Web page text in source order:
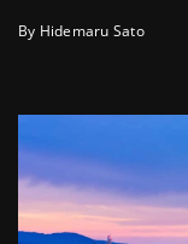
By Hidemaru Sato